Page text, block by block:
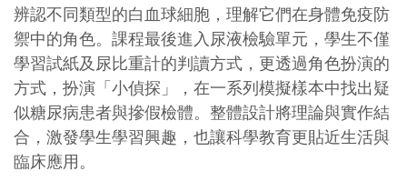
辨認不同類型的白血球細胞，理解它們在身體免疫防
禦中的角色。課程最後進入尿液檢驗單元，學生不僅
學習試紙及尿比重計的判讀方式，更透過角色扮演的
方式，扮演「小偵探」，在一系列模擬樣本中找出疑
似糖尿病患者與摻假檢體。整體設計將理論與實作結
合，激發學生學習興趣，也讓科學教育更貼近生活與
臨床應用。